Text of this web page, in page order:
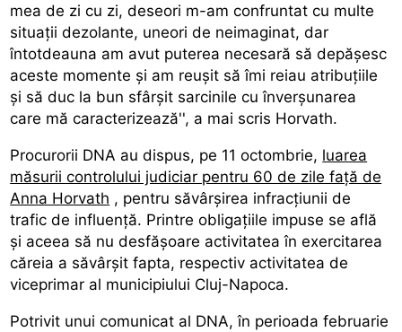
mea de zi cu zi, deseori m-am confruntat cu multe
situații dezolante, uneori de neimaginat, dar
întotdeauna am avut puterea necesară să depășesc
aceste momente și am reușit să îmi reiau atribuțiile
și să duc la bun sfârșit sarcinile cu înverșunarea
care mă caracterizează'', a mai scris Horvath.
Procurorii DNA au dispus, pe 11 octombrie, luarea
măsurii controlului judiciar pentru 60 de zile față de
Anna Horvath , pentru săvârșirea infracțiunii de
trafic de influență. Printre obligațiile impuse se află
și aceea să nu desfășoare activitatea în exercitarea
căreia a săvârșit fapta, respectiv activitatea de
viceprimar al municipiului Cluj-Napoca.
Potrivit unui comunicat al DNA, în perioada februarie